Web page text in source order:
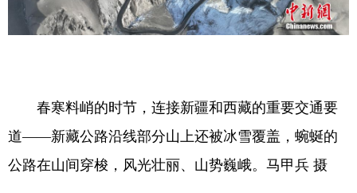
春寒料峭的时节，连接新疆和西藏的重要交通要
道——新藏公路沿线部分山上还被冰雪覆盖，蜿蜒的
公路在山间穿梭，风光壮丽、山势巍峨。马甲兵 摄